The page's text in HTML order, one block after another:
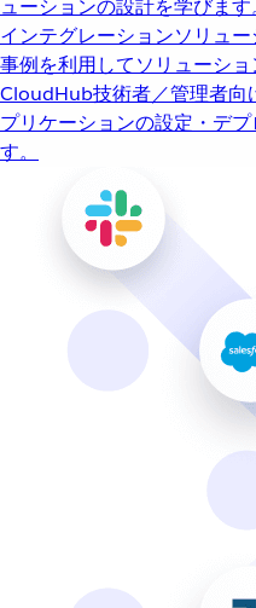
ューションの設計を学びます
インテグレーションソリュー
事例を利用してソリューショ
CloudHub技術者／管理者向
プリケーションの設定・デ
す。